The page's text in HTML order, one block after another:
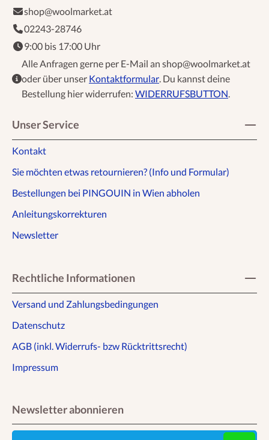
shop@woolmarket.at
02243-28746
9:00 bis 17:00 Uhr
Alle Anfragen gerne per E-Mail an shop@woolmarket.at
oder über unser Kontaktformular. Du kannst deine
Bestellung hier widerrufen: WIDERRUFSBUTTON.
Unser Service
Kontakt
Sie möchten etwas retournieren? (Info und Formular)
Bestellungen bei PINGOUIN in Wien abholen
Anleitungskorrekturen
Newsletter
Rechtliche Informationen
Versand und Zahlungsbedingungen
Datenschutz
AGB (inkl. Widerrufs- bzw Rücktrittsrecht)
Impressum
Newsletter abonnieren
E-Mail-Adresse eingeben ...